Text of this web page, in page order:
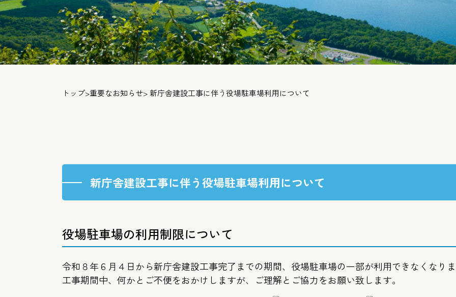
トップ>重要なお知らせ> 新庁舎建設工事に伴う役場駐車場利用について
新庁舎建設工事に伴う役場駐車場利用について
役場駐車場の利用制限について
令和８年６月４日から新庁舎建設工事完了までの期間、役場駐車場の一部が利用できなくなり
工事期間中、何かとご不便をおかけしますが、ご理解とご協力をお願い致します。